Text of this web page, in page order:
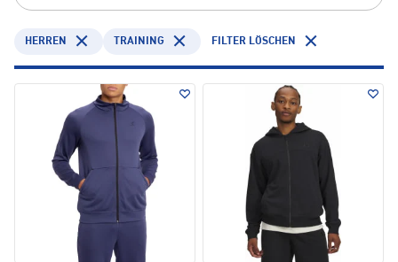
HERREN TRAINING FILTER LÖSCHEN